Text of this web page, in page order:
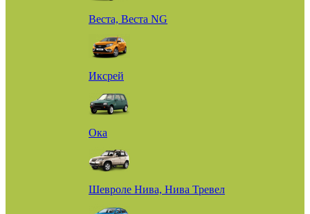
Веста, Веста NG
Иксрей
Ока
Шевроле Нива, Нива Тревел